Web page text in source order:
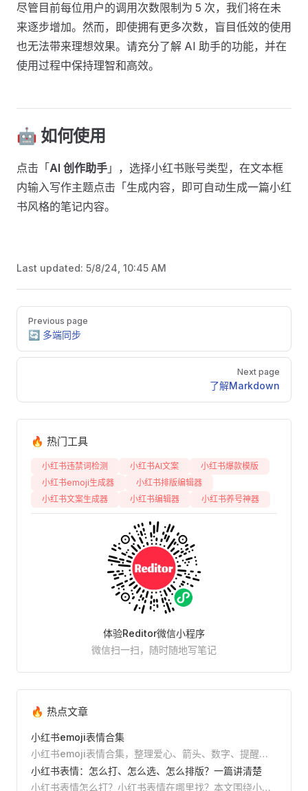
尽管目前每位用户的调用次数限制为 5 次，我们将在未
来逐步增加。然而，即使拥有更多次数，盲目低效的使用
也无法带来理想效果。请充分了解 AI 助手的功能，并在
使用过程中保持理智和高效。
🤖️ 如何使用
点击「 AI 创作助手 」，选择小红书账号类型，在文本框
内输入写作主题点击「生成内容，即可自动生成一篇小红
书风格的笔记内容。
Last updated: 5/8/24, 10:45 AM
Pager
Previous page
🔄 多端同步
Next page
了解Markdown
🔥 热门工具
小红书违禁词检测 小红书AI文案
小红书爆款模版
小红书emoji生成器
小红书排版编辑器
小红书文案生成器
小红书编辑器 小红书养号神器
体验Reditor微信小程序
微信扫一扫，随时随地写笔记
🔥 热点文章
小红书emoji表情合集
小红书emoji表情合集，整理爱心、箭头、数字、提醒、
美妆、美食、旅行、学习等常用emoji，支持直接复制，
并附小红书标题、正文和清单排版教程。
小红书表情：怎么打、怎么选、怎么排版？一篇讲清楚
小红书表情怎么打？小红书表情在哪里找？本文围绕小红